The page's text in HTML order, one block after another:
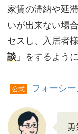
家賃の滞納や延
いが出来ない場
セスし、入居者
談 」をするよう
公式 フォーシ